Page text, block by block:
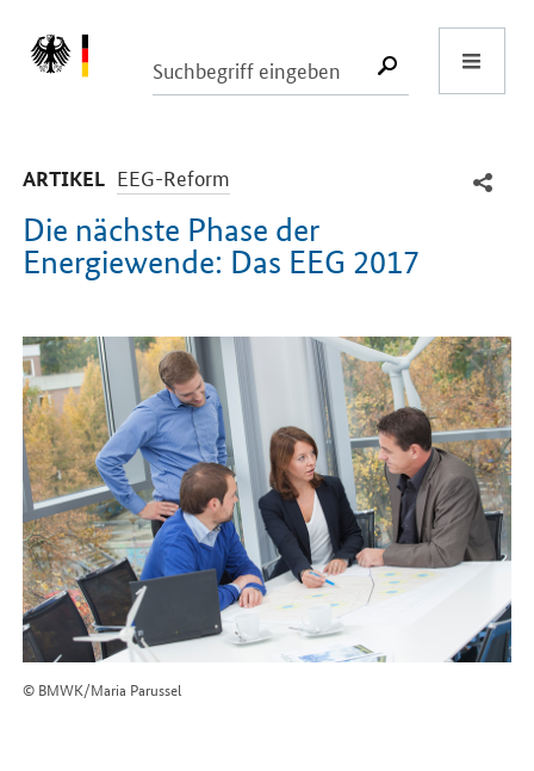
SUCHE
ARTIKEL -
EEG-Reform
Die nächste Phase der
Energiewende: Das EEG 2017
© BMWK/Maria Parussel